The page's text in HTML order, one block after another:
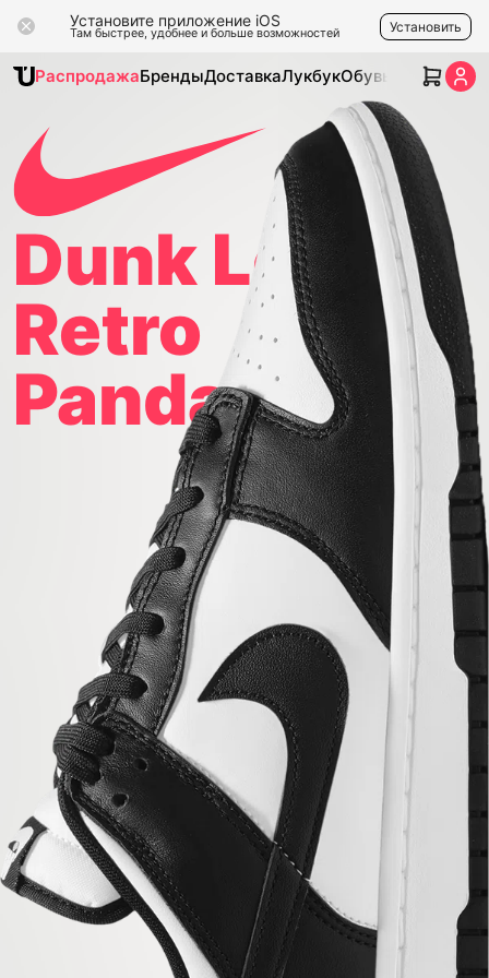
Установите приложение iOS
Там быстрее, удобнее и больше возможностей Установить
РаспродажаБрендыДоставкаЛукбукОбувь Одежда
Dunk Low
Retro
Panda